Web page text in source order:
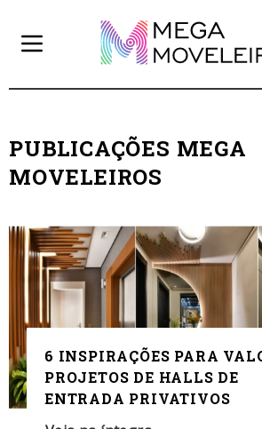
PUBLICAÇÕES MEGA
MOVELEIROS
6 INSPIRAÇÕES PARA
PROJETOS DE HALLS DE
ENTRADA PRIVATIVOS